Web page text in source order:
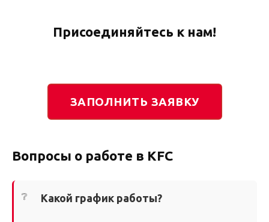
Присоединяйтесь к нам!
ЗАПОЛНИТЬ ЗАЯВКУ
Вопросы о работе в KFC
Какой график работы?